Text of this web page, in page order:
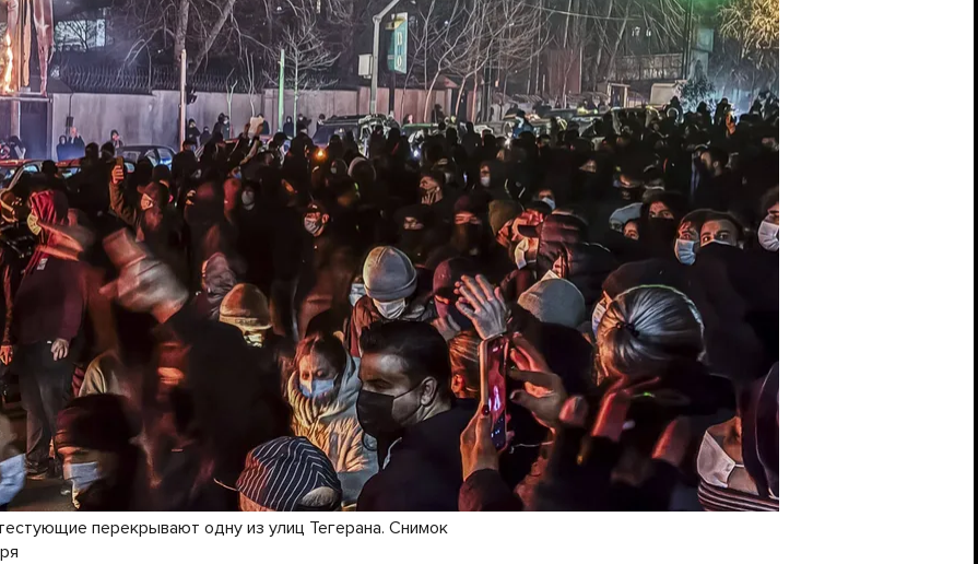
перекрывают одну из улиц Тегерана. Снимок